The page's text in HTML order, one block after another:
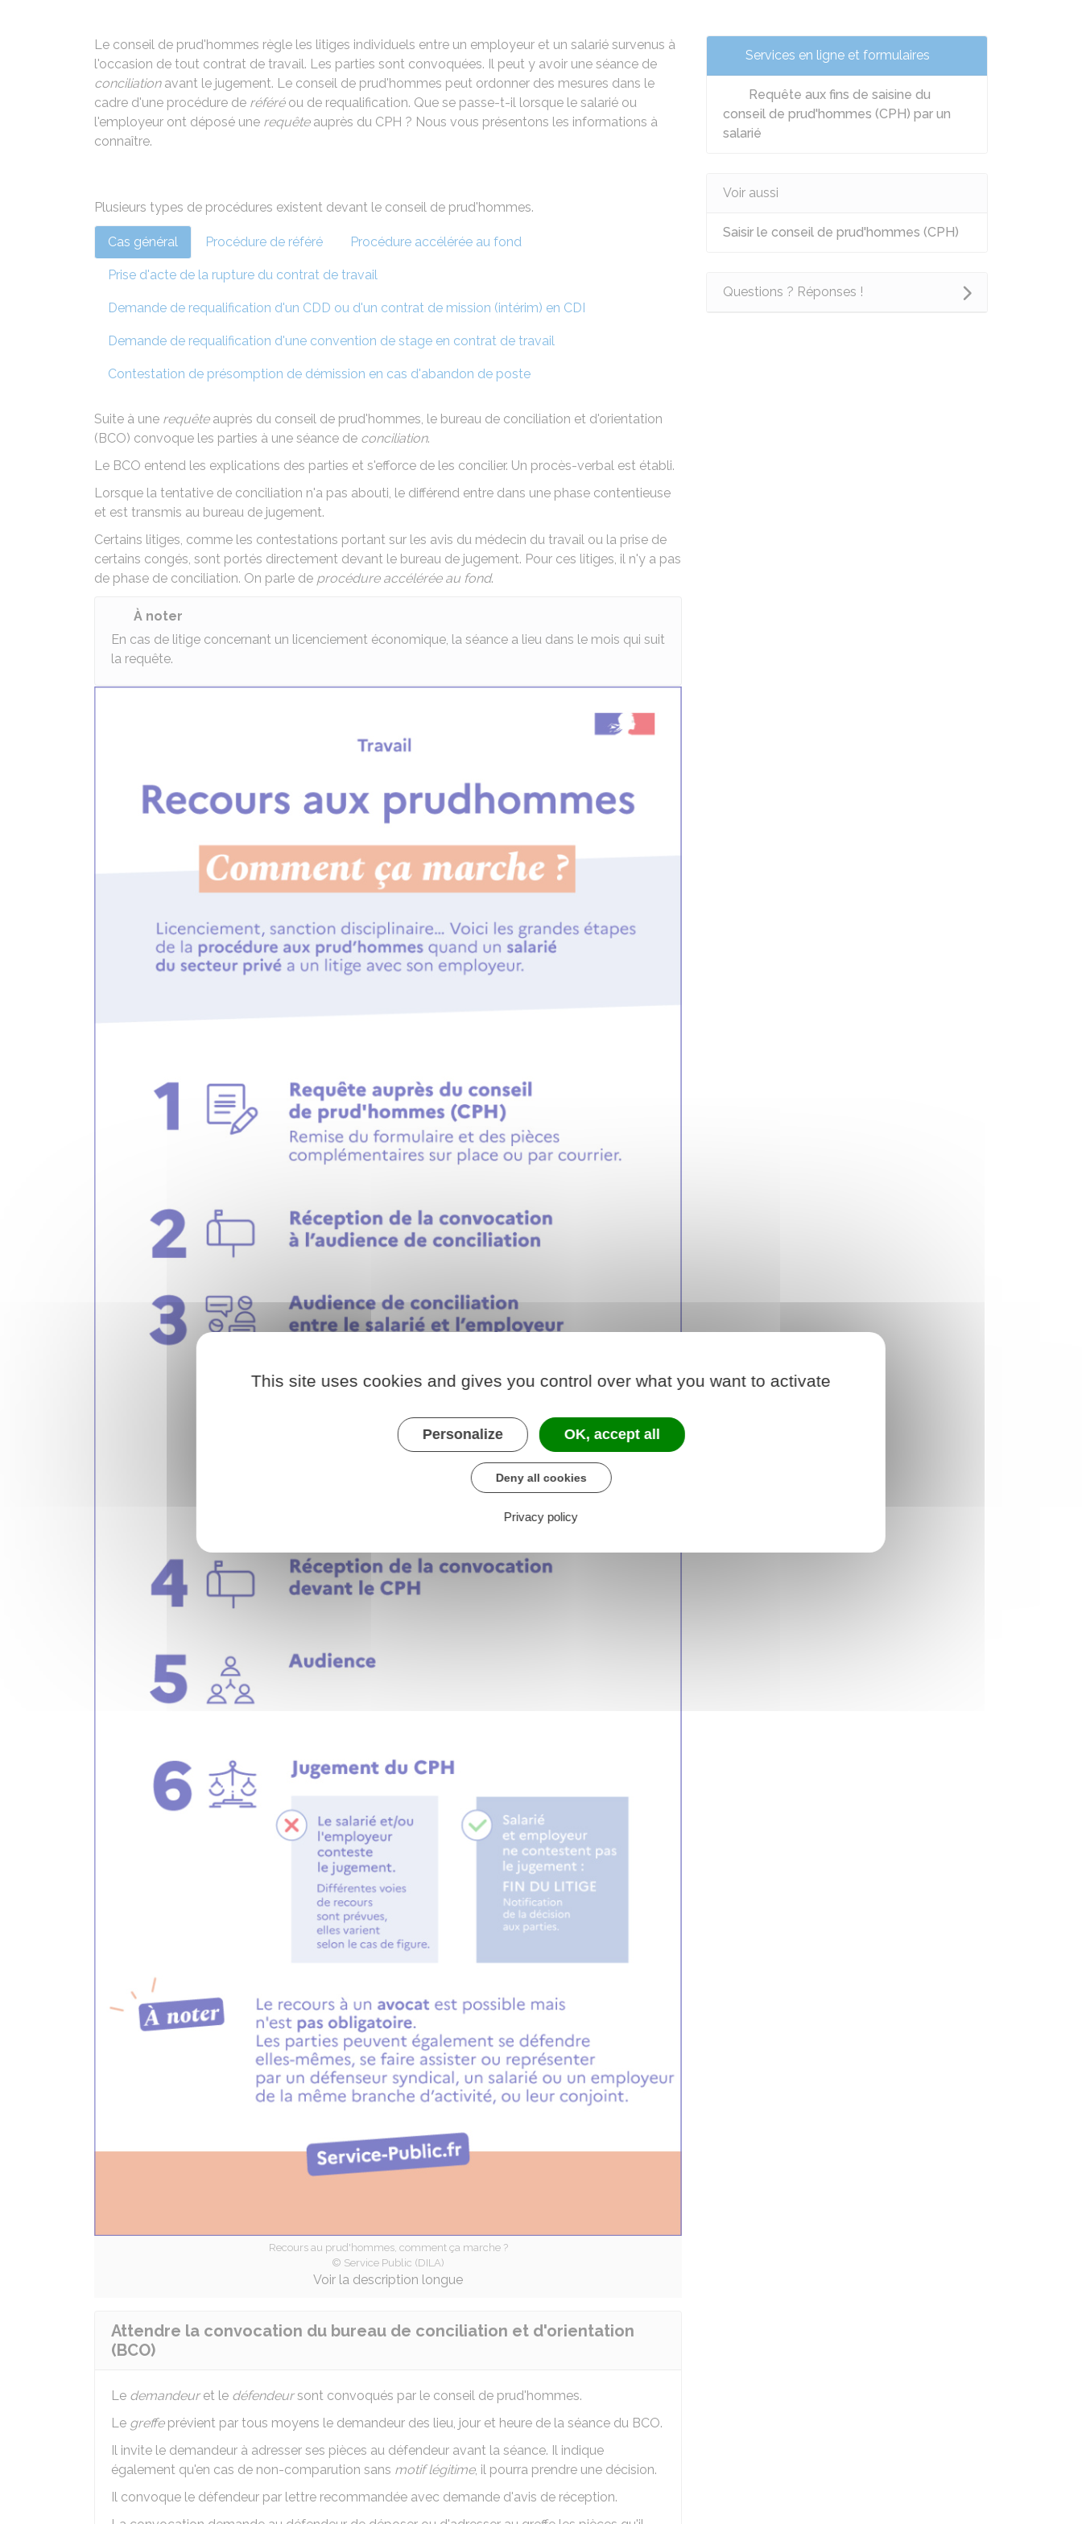
Le conseil de prud'hommes règle les litiges individuels entre un employeur et un salarié survenus à
l'occasion de tout contrat de travail. Les parties sont convoquées. Il peut y avoir une séance de
conciliationavant le jugement. Le conseil de prud'hommes peut ordonner des mesures dans le
cadre d'une procédure de référéou de requalification. Que se passe-t-il lorsque le salarié ou
l'employeur ont déposé une requête auprès du CPH ? Nous vous présentons les informations à
connaître.
Plusieurs types de procédures existent devant le conseil de prud'hommes.
Cas général Procédure de référé Procédure accélérée au fond
Prise d'acte de la rupture du contrat de travail
Demande de requalification d'un CDD ou d'un contrat de mission (intérim) en CDI
Demande de requalification d'une convention de stage en contrat de travail
Contestation de présomption de démission en cas d'abandon de poste
Suite à une requêteauprès du conseil de prud'hommes, le bureau de conciliation et d'orientation
(BCO) convoque les parties à une séance de conciliation.
Le BCO entend les explications des parties et s'efforce de les concilier. Un procès-verbal est établi.
Lorsque la tentative de conciliation n'a pas abouti, le différend entre dans une phase contentieuse
et est transmis au bureau de jugement.
Certains litiges, comme les contestations portant sur les avis du médecin du travail ou la prise de
certains congés, sont portés directement devant le bureau de jugement. Pour ces litiges, il n'y a pas
de phase de conciliation. On parle de procédure accélérée au fond.
À noter
En cas de litige concernant un licenciement économique, la séance a lieu dans le mois qui suit
la requête.
Recours au prud'hommes, comment ça marche ?
© Service Public (DILA)
Voir la description longue
Attendre la convocation du bureau de conciliation et d'orientation
(BCO)
Le demandeuret le défendeursont convoqués par le conseil de prud'hommes.
Le greffeprévient par tous moyens le demandeur des lieu, jour et heure de la séance du BCO.
Il invite le demandeur à adresser ses pièces au défendeur avant la séance. Il indique
également qu'en cas de non-comparution sans motif légitime, il pourra prendre une décision.
Il convoque le défendeur par lettre recommandée avec demande d'avis de réception.
Services en ligne et formulaires
Requête aux fins de saisine du
conseil de prud'hommes (CPH) par un
salarié
Voir aussi
Saisir le conseil de prud'hommes (CPH)
Questions ? Réponses !
This site uses cookies and gives you control over what you want to activate
Personalize OK, accept all
Deny all cookies
Privacy policy